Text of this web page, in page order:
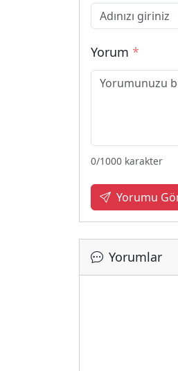
Yorum *
0/1000 karakter
Yorumu
Yorumlar